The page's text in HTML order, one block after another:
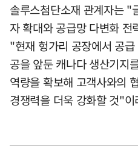
솔루스첨단소재 관계자는 "
자 확대와 공급망 다변화
"현재 헝가리 공장에서 공
공을 앞둔 캐나다 생산기지
역량을 확보해 고객사와의
경쟁력을 더욱 강화할 것"